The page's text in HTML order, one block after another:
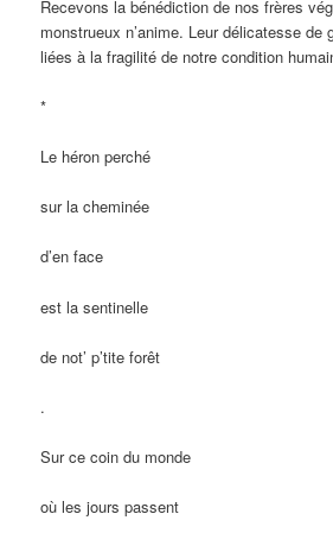
Recevons la bénédiction de nos frères
monstrueux n’anime. Leur délicatesse de
liées à la fragilité de notre condition
*
Le héron perché
sur la cheminée
d’en face
est la sentinelle
de not’ p’tite forêt
.
Sur ce coin du monde
où les jours passent